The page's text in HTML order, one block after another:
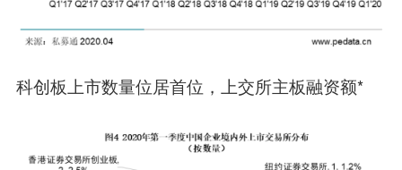
科创板上市数量位居首位，上交所主板融资额*